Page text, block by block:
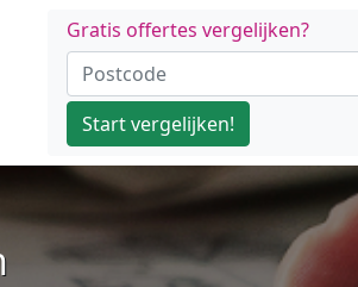
Gratis offertes vergelijken?
Start vergelijken!